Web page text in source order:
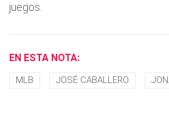
juegos.
EN ESTA NOTA:
MLB JOSÉ CABALLERO